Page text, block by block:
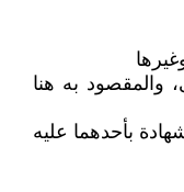
والمقصود به هنا
بأحدهما عليه